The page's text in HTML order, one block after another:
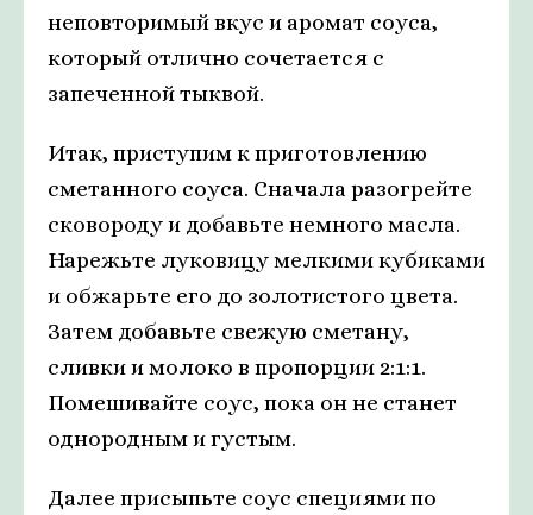
неповторимый вкус и аромат соуса,
который отлично сочетается с
запеченной тыквой.
Итак, приступим к приготовлению
сметанного соуса. Сначала разогрейте
сковороду и добавьте немного масла.
Нарежьте луковицу мелкими кубиками
и обжарьте его до золотистого цвета.
Затем добавьте свежую сметану,
сливки и молоко в пропорции 2:1:1.
Помешивайте соус, пока он не станет
однородным и густым.
Далее присыпьте соус специями по